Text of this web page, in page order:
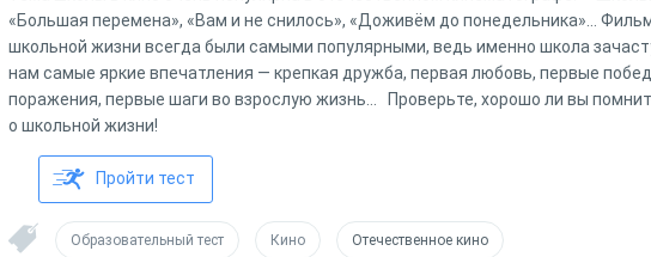
«Большая перемена», «Вам и не снилось», «Доживём до понедельника»…
школьной жизни всегда были самыми популярными, ведь именно школа
нам самые яркие впечатления — крепкая дружба, первая любовь, первые
поражения, первые шаги во взрослую жизнь… Проверьте, хорошо ли вы
о школьной жизни!
Пройти тест
Образовательный тест Кино Отечественное кино